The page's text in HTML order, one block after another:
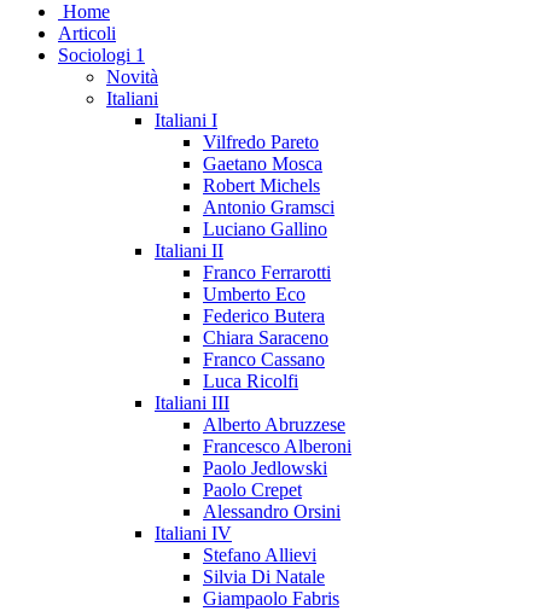
Home
Articoli
Sociologi 1
Novità
Italiani
Italiani I
Vilfredo Pareto
Gaetano Mosca
Robert Michels
Antonio Gramsci
Luciano Gallino
Italiani II
Franco Ferrarotti
Umberto Eco
Federico Butera
Chiara Saraceno
Franco Cassano
Luca Ricolfi
Italiani III
Alberto Abruzzese
Francesco Alberoni
Paolo Jedlowski
Paolo Crepet
Alessandro Orsini
Italiani IV
Stefano Allievi
Silvia Di Natale
Giampaolo Fabris